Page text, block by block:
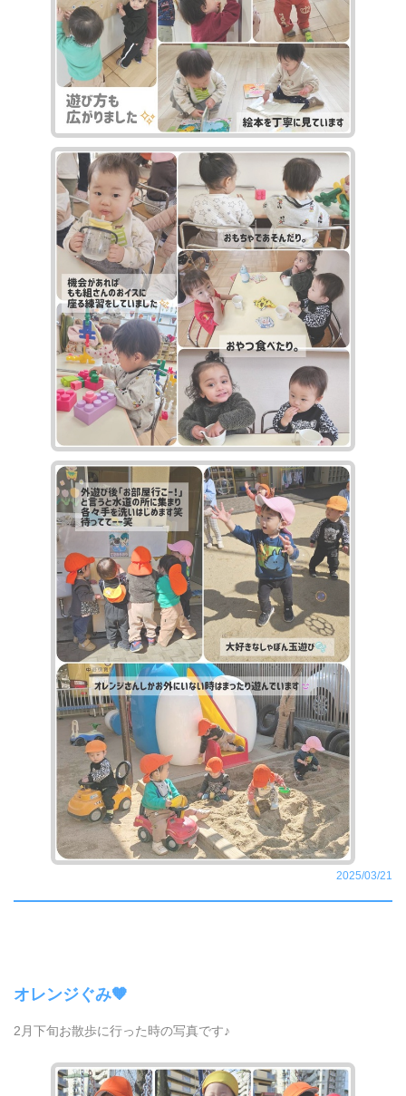
2025/03/21
オレンジぐみ🧡
2月下旬お散歩に行った時の写真です♪